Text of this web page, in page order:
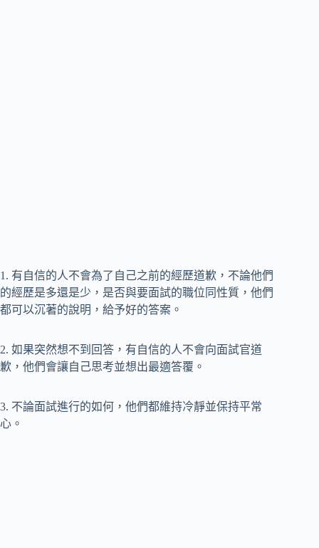
1. 有自信的人不會為了自己之前的經歷道歉，不論他們
的經歷是多還是少，是否與要面試的職位同性質，他們
都可以沉著的說明，給予好的答案。
2. 如果突然想不到回答，有自信的人不會向面試官道
歉，他們會讓自己思考並想出最適答覆。
3. 不論面試進行的如何，他們都維持冷靜並保持平常
心。